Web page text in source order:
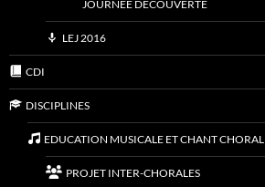
JOURNÉE DÉCOUVERTE
LEJ 2016
CDI
DISCIPLINES
EDUCATION MUSICALE ET CHANT CHORAL
PROJET INTER-CHORALES